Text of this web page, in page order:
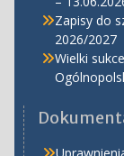
Zapisy do
2026/2027
Wielki